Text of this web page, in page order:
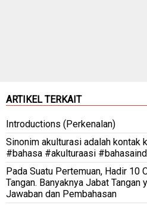
ARTIKEL TERKAIT
Introductions (Perkenalan)
Sinonim akulturasi adalah kontak
#bahasa #akulturaasi
Pada Suatu Pertemuan, Hadir 10
Tangan. Banyaknya Jabat Tangan
Jawaban dan Pembahasan